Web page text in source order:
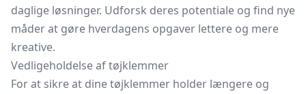
daglige løsninger. Udforsk deres potentiale og find nye
måder at gøre hverdagens opgaver lettere og mere
kreative.
Vedligeholdelse af tøjklemmer
For at sikre at dine tøjklemmer holder længere og